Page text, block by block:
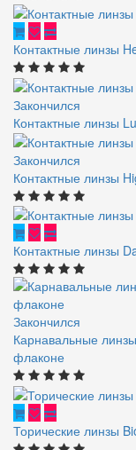
Контактные линзы
Закончился
Контактные линзы
Закончился
Контактные линзы
Контактные линзы
Закончился
Карнавальные
флаконе
Торические линзы